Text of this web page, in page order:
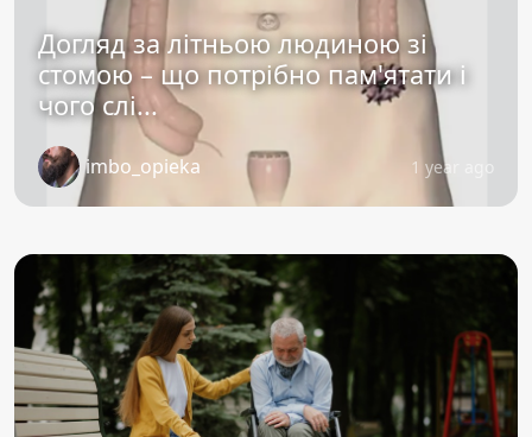
Догляд за літньою людиною зі
стомою – що потрібно пам'ятати і
чого слі...
imbo_opieka 1 year ago